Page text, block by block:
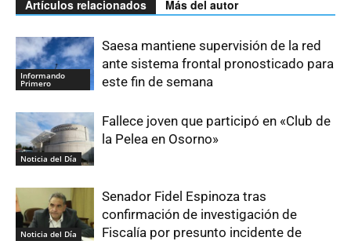
Artículos relacionados Más del autor
Informando
Primero
Saesa mantiene supervisión de la red
ante sistema frontal pronosticado para
este fin de semana
Noticia del Día
Fallece joven que participó en «Club de
la Pelea en Osorno»
Noticia del Día
Senador Fidel Espinoza tras
confirmación de investigación de
Fiscalía por presunto incidente de